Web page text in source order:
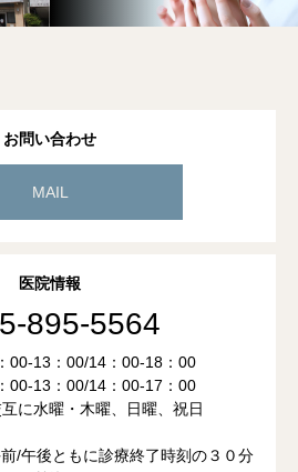
お問い合わせ
MAIL
医院情報
895-5564
13：00/14：00-18：00
13：00/14：00-17：00
に水曜・木曜、日曜、祝日
/午後ともに診療終了時刻の３０分